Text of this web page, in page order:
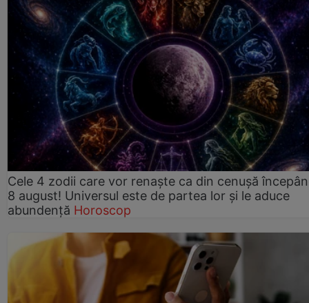
Cele 4 zodii care vor renaște ca din cenușă
8 august! Universul este de partea lor și le aduce
abundență Horoscop